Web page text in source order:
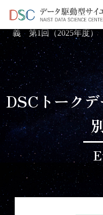
TOP ＞ イベント情報
義 第1回（2025年度）
DSCトーク